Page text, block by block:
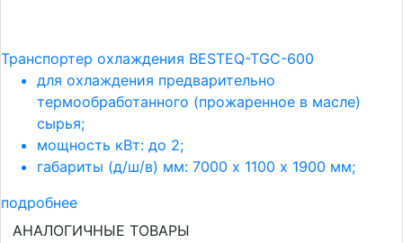
Транспортер охлаждения BESTEQ-TGC-600
для охлаждения предварительно
термообработанного (прожаренное в масле)
сырья;
мощность кВт: до 2;
габариты (д/ш/в) мм: 7000 х 1100 х 1900 мм;
подробнее
АНАЛОГИЧНЫЕ ТОВАРЫ